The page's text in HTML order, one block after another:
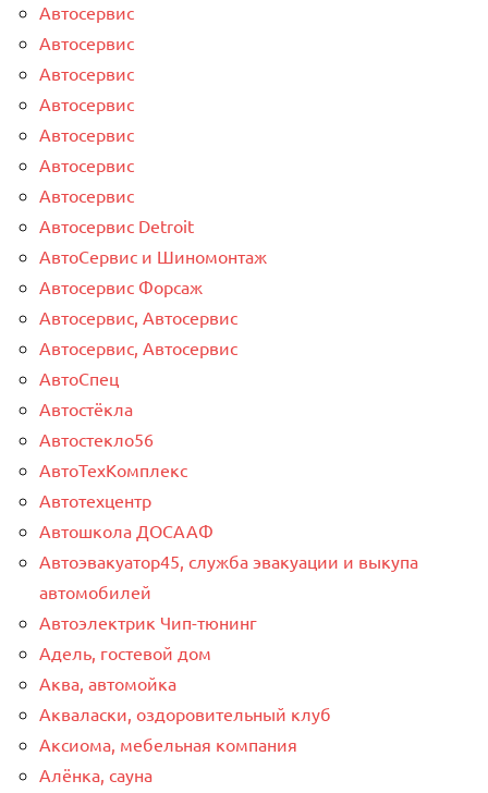
Автосервис
Автосервис
Автосервис
Автосервис
Автосервис
Автосервис
Автосервис
Автосервис Detroit
АвтоСервис и Шиномонтаж
Автосервис Форсаж
Автосервис, Автосервис
Автосервис, Автосервис
АвтоСпец
Автостёкла
Автостекло56
АвтоТехКомплекс
Автотехцентр
Автошкола ДОСААФ
Автоэвакуатор45, служба эвакуации и выкупа
автомобилей
Автоэлектрик Чип-тюнинг
Адель, гостевой дом
Аква, автомойка
Акваласки, оздоровительный клуб
Аксиома, мебельная компания
Алёнка, сауна